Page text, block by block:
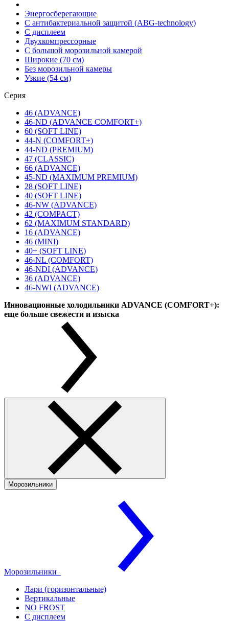
Энергосберегающие
С антибактериальной защитой (ABG-technology)
С дисплеем
Двухкомпрессорные
С большой морозильной камерой
Широкие (70 см)
Без морозильной камеры
Узкие (54 см)
Серия
46 (ADVANCE)
46-ND (ADVANCE COMFORT+)
60 (SOFT LINE)
44-N (COMFORT+)
44-ND (PREMIUM)
47 (CLASSIC)
66 (ADVANCE)
45-ND (MAXIMUM PREMIUM)
28 (SOFT LINE)
40 (SOFT LINE)
46-NW (ADVANCE)
42 (COMPACT)
62 (MAXIMUM STANDARD)
16 (ADVANCE)
46 (MINI)
40+ (SOFT LINE)
46-NL (COMFORT)
46-NDI (ADVANCE)
36 (ADVANCE)
46-NWI (ADVANCE)
Инновационные холодильники ADVANCE (COMFORT+):
еще больше свежести и изыска
Морозильники
Морозильники
Лари (горизонтальные)
Вертикальные
NO FROST
С дисплеем